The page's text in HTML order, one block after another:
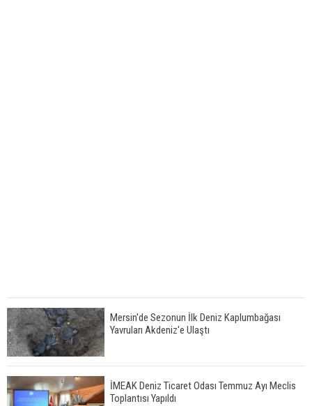
Mersin'de Sezonun İlk Deniz Kaplumbağası
Yavruları Akdeniz'e Ulaştı
İMEAK Deniz Ticaret Odası Temmuz Ayı Meclis
Toplantısı Yapıldı